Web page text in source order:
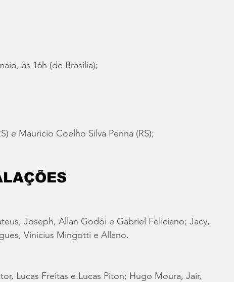
às 16h (de Brasília);
e Mauricio Coelho Silva Penna (RS);
Joseph, Allan Godói e Gabriel Feliciano; Jacy,
Vinicius Mingotti e Allano.
Lucas Freitas e Lucas Piton; Hugo Moura, Jair,